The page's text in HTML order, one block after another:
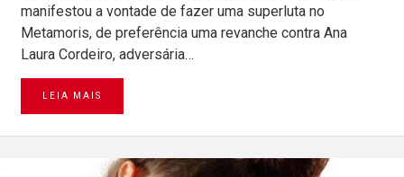
manifestou a vontade de fazer uma superluta no
Metamoris, de preferência uma revanche contra Ana
Laura Cordeiro, adversária…
LEIA MAIS